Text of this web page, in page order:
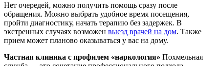
Нет очередей, можно получить помощь сразу после
обращения. Можно выбрать удобное время посещения,
пройти диагностику, начать терапию без задержек. В
экстренных случаях возможен выезд врачей на дом. Также
прием может планово оказываться у вас на дому.
Частная клиника с профилем «наркология» Похмельная